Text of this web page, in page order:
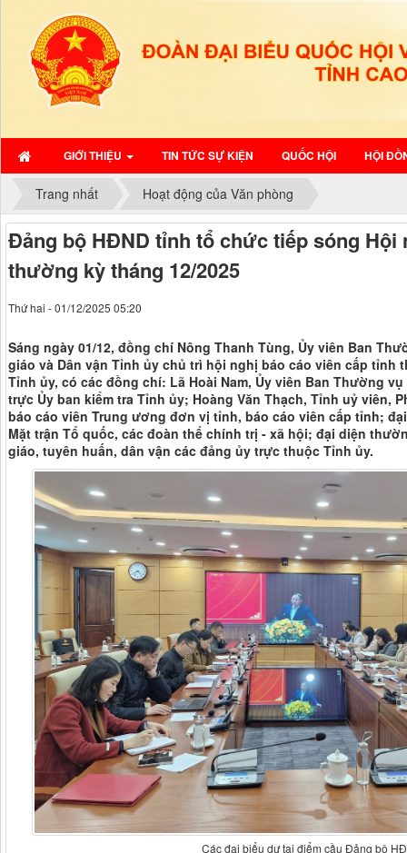
GIỚI THIỆU TIN TỨC SỰ KIỆN QUỐC HỘI HỘI
Trang nhất Hoạt động của Văn phòng
Đảng bộ HĐND tỉnh tổ chức tiếp sóng Hội
thường kỳ tháng 12/2025
Thứ hai - 01/12/2025 05:20
Sáng ngày 01/12, đồng chí Nông Thanh Tùng, Ủy viên Ban
giáo và Dân vận Tỉnh ủy chủ trì hội nghị báo cáo viên cấp tỉnh
Tỉnh ủy, có các đồng chí: Lã Hoài Nam, Ủy viên Ban Thường
trực Ủy ban kiểm tra Tỉnh ủy; Hoàng Văn Thạch, Tỉnh uỷ viên,
báo cáo viên Trung ương đơn vị tỉnh, báo cáo viên cấp tỉnh;
Mặt trận Tổ quốc, các đoàn thể chính trị - xã hội; đại diện
giáo, tuyên huấn, dân vận các đảng ủy trực thuộc Tỉnh ủy.
Các đại biểu dự tại điểm cầu Đảng bộ